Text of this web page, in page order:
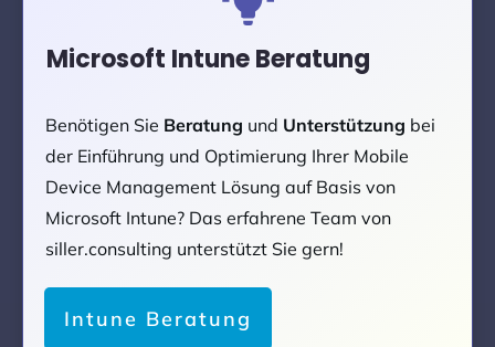
Microsoft Intune Beratung
Benötigen Sie Beratung und Unterstützung bei
der Einführung und Optimierung Ihrer Mobile
Device Management Lösung auf Basis von
Microsoft Intune? Das erfahrene Team von
siller.consulting unterstützt Sie gern!
Intune Beratung